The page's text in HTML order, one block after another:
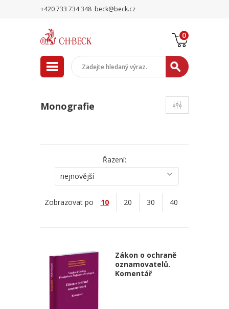
+420 733 734 348 beck@beck.cz
0
Monografie
Řazení:
nejnovější
Zobrazovat po 10 20 30 40
Zákon o ochraně
oznamovatelů.
Komentář